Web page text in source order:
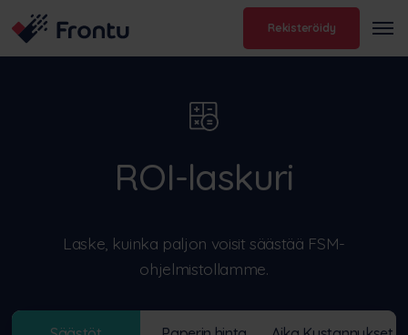
Rekisteröidy
ROI-laskuri
Laske, kuinka paljon voisit säästää FSM-
ohjelmistollamme.